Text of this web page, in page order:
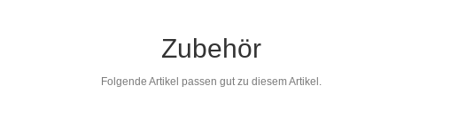
Zubehör
Folgende Artikel passen gut zu diesem Artikel.